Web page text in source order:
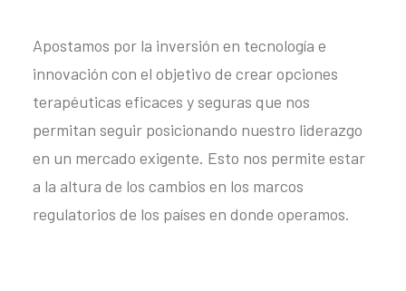
Apostamos por la inversión en tecnología e
innovación con el objetivo de crear opciones
terapéuticas eficaces y seguras que nos
permitan seguir posicionando nuestro liderazgo
en un mercado exigente. Esto nos permite estar
a la altura de los cambios en los marcos
regulatorios de los países en donde operamos.